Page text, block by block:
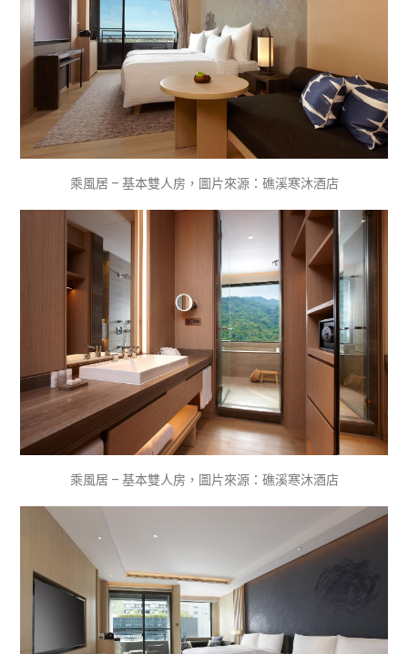
乘風居 – 基本雙人房，圖片來源：礁溪寒沐酒店
乘風居 – 基本雙人房，圖片來源：礁溪寒沐酒店